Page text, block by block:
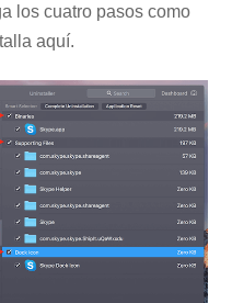
los cuatro pasos como
aquí.